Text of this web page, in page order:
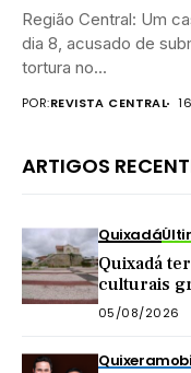
Região Central: Um
dia 8, acusado de
tortura no...
POR:REVISTA CENTRAL
ARTIGOS
Quixadá
Quixadá
culturais
05/08/2026